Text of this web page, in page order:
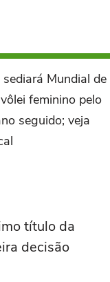
Mundial de
feminino pelo
seguido; veja
título da
decisão